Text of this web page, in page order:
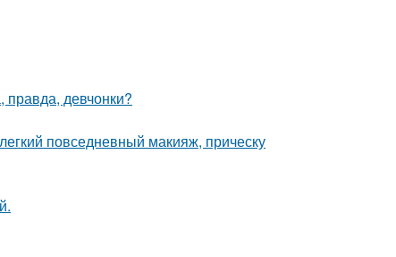
правда, девчонки?
повседневный макияж, прическу